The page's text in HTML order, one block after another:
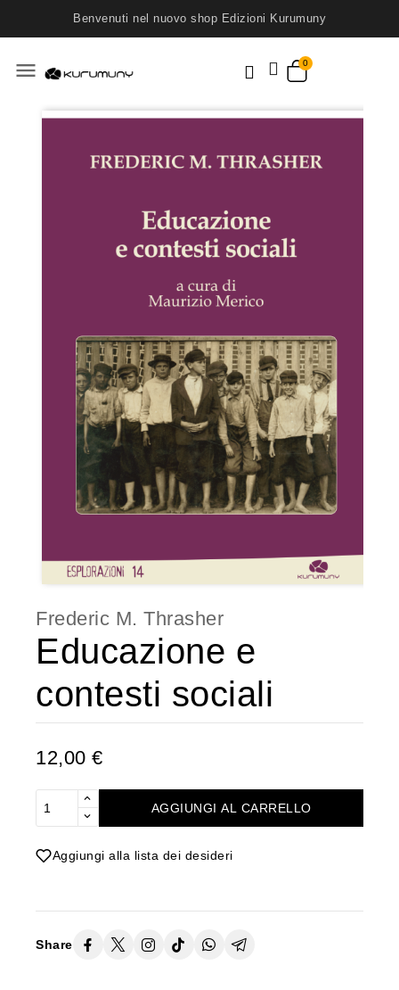
Benvenuti nel nuovo shop Edizioni Kurumuny
menu
Frederic M. Thrasher
Educazione e
contesti sociali
12,00 €
AGGIUNGI AL CARRELLO
Aggiungi alla lista dei desideri
Share